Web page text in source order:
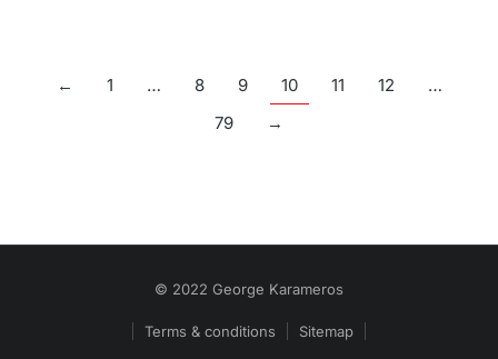
← 1 … 8 9 10 11 12
…
79
→
© 2022 George Karameros
Terms & conditions Sitemap